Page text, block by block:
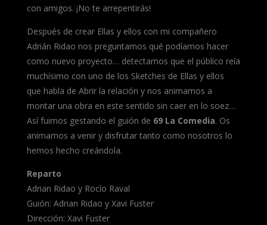
con amigos. ¡No te arrepentirás!
Después de crear Ellas y ellos con mi compañero
Adrián Ridao nos preguntamos qué podíamos hacer
como nuevo proyecto… detectamos que el público reía
muchísimo con uno de los Sketches de Ellas y ellos
que habla de Abrir la relación y nos animamos a
montar una obra en este sentido sin caer en lo soez…
Así fuimos gestando el guión de 69 La Comedia. Os
animamos a venir y disfrutar tanto como nosotros lo
hemos hecho creándola.
Reparto
Adrian Ridao y Rocío Raval
Guión: Adrian Ridao y Xavi Fuster
Dirección: Xavi Fuster